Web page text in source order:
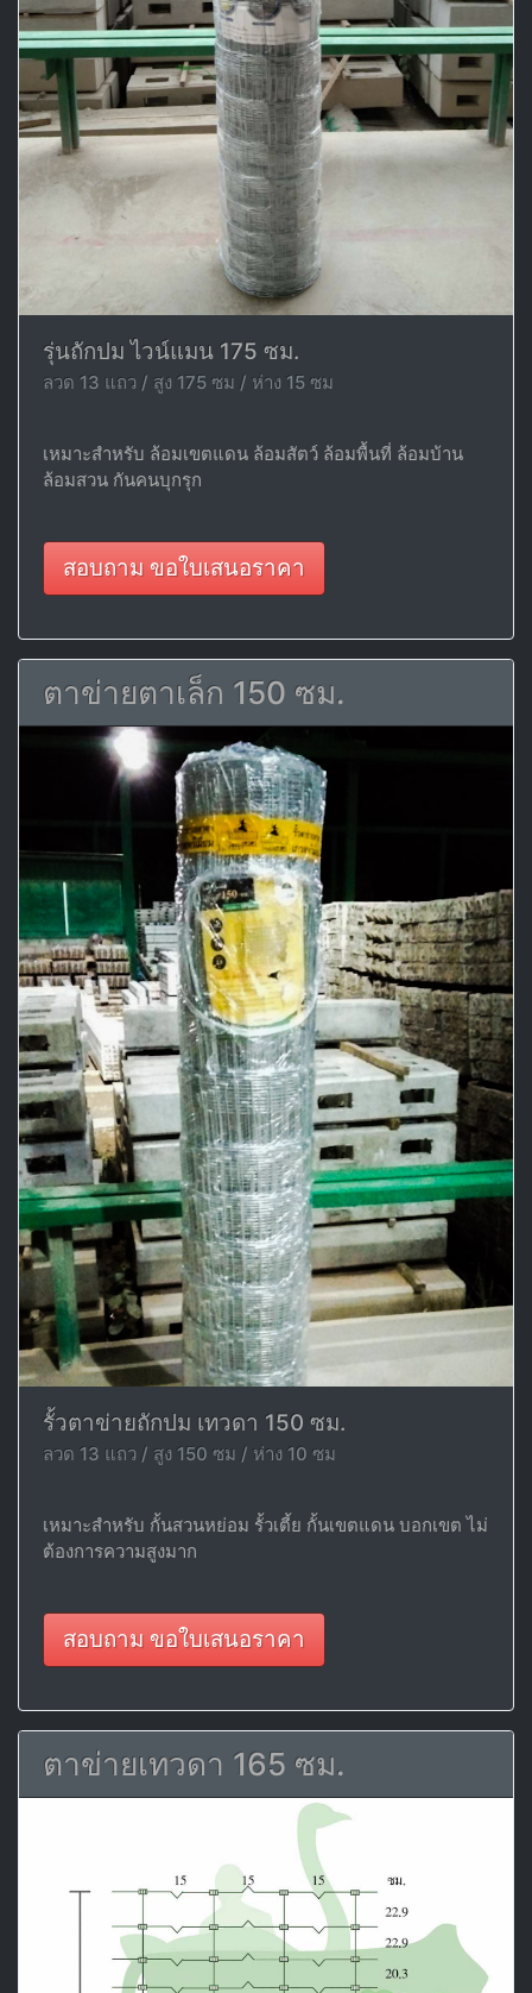
รุ่นถักปม ไวน์แมน 175 ซม.
ลวด 13 แถว / สูง 175 ซม / ห่าง 15 ซม
เหมาะสำหรับ ล้อมเขตแดน ล้อมสัตว์ ล้อมพื้นที่ ล้อมบ้าน
ล้อมสวน กันคนบุกรุก
สอบถาม ขอใบเสนอราคา
ตาข่ายตาเล็ก 150 ซม.
รั้วตาข่ายถักปม เทวดา 150 ซม.
ลวด 13 แถว / สูง 150 ซม / ห่าง 10 ซม
เหมาะสำหรับ กั้นสวนหย่อม รั้วเตี้ย กั้นเขตแดน บอกเขต ไม่
ต้องการความสูงมาก
สอบถาม ขอใบเสนอราคา
ตาข่ายเทวดา 165 ซม.